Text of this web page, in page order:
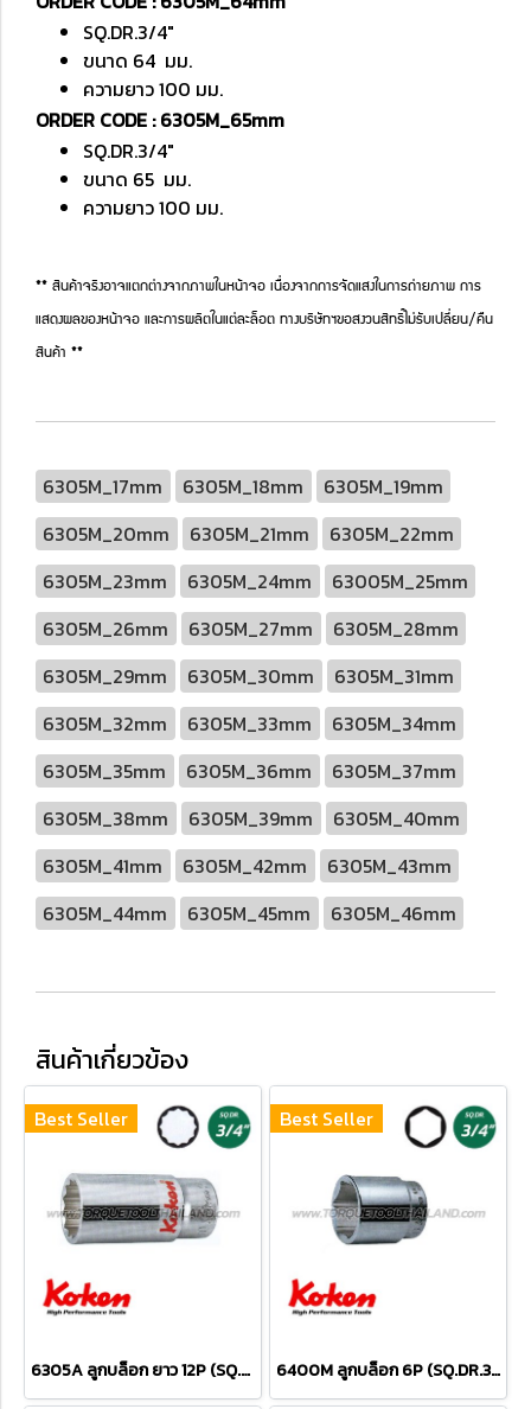
SQ.DR.3/4"
ขนาด 64 มม.
ความยาว 100 มม.
ORDER CODE : 6305M_65mm
SQ.DR.3/4"
ขนาด 65 มม.
ความยาว 100 มม.
** สินค้าจริงอาจแตกต่างจากภาพในหน้าจอ เนื่องจากการจัดแสงในการถ่ายภาพ การ
แสดงผลของหน้าจอ และการผลิตในแต่ละล็อต ทางบริษัทฯขอสงวนสิทธิ์ไม่รับเปลี่ยน/คืน
สินค้า **
6305M_17mm 6305M_18mm
6305M_19mm
6305M_20mm
6305M_21mm
6305M_22mm
6305M_23mm
6305M_24mm
63005M_25mm
6305M_26mm
6305M_27mm
6305M_28mm
6305M_29mm
6305M_30mm
6305M_31mm
6305M_32mm
6305M_33mm
6305M_34mm
6305M_35mm
6305M_36mm
6305M_37mm
6305M_38mm
6305M_39mm
6305M_40mm
6305M_41mm
6305M_42mm
6305M_43mm
6305M_44mm
6305M_45mm 6305M_46mm
สินค้าเกี่ยวข้อง
Best Seller
6305A ลูกบล็อก ยาว 12P (SQ.DR.3/4") Hand Sockets
Best Seller
6400M ลูกบล็อก 6P (SQ.DR.3/4") Hand Sockets